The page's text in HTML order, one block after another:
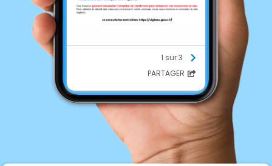
1 sur 3
PARTAGER